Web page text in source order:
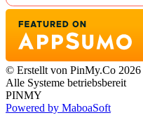
© Erstellt von PinMy.Co 2026
Alle Systeme betriebsbereit
PINMY
Powered by MaboaSoft